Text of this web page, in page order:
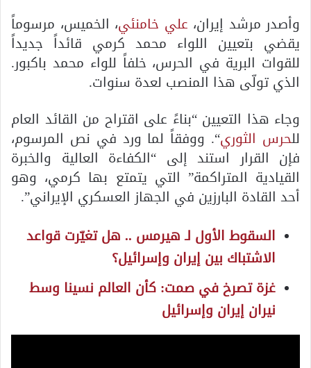
وأصدر مرشد إيران، علي خامنئي، الخميس، مرسوماً
يقضي بتعيين اللواء محمد كرمي قائداً جديداً
للقوات البرية في الحرس، خلفاً للواء محمد باكبور.
الذي تولّى هذا المنصب لعدة سنوات.
وجاء هذا التعيين “بناءً على اقتراح من القائد العام
للحرس الثوري“. ووفقاً لما ورد في نص المرسوم،
فإن القرار استند إلى “الكفاءة العالية والخبرة
القيادية المتراكمة” التي يتمتع بها كرمي، وهو
أحد القادة البارزين في الجهاز العسكري الإيراني”.
السقوط الأول لـ هيرمس .. هل تغيّرت قواعد
الاشتباك بين إيران وإسرائيل؟
غزة تصرخ في صمت: كأن العالم نسينا وسط
نيران إيران وإسرائيل